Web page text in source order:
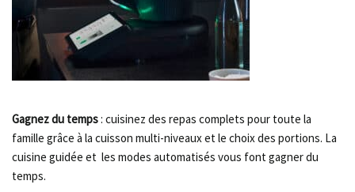
Gagnez du temps: cuisinez des repas complets pour toute la
famille grâce à la cuisson multi-niveaux et le choix des portions. La
cuisine guidée et les modes automatisés vous font gagner du
temps.